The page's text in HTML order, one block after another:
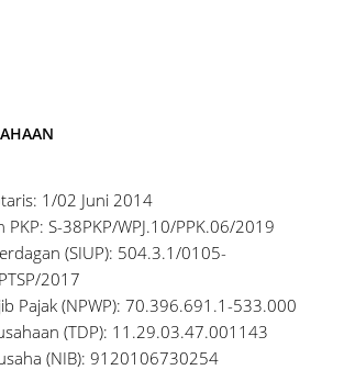
1/02 Juni 2014
S-38PKP/WPJ.10/PPK.06/2019
(SIUP): 504.3.1/0105-
2017
Pajak (NPWP): 70.396.691.1-533.000
(TDP): 11.29.03.47.001143
(NIB): 9120106730254